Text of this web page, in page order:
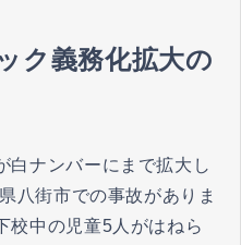
ク義務化拡大の
白ナンバーにまで拡大し
八街市での事故がありま
校中の児童5人がはねら